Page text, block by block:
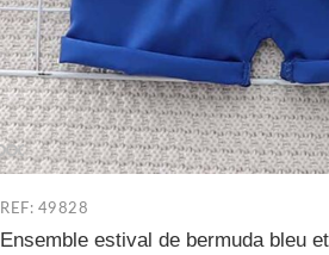
REF: 49828
Ensemble estival de bermuda bleu